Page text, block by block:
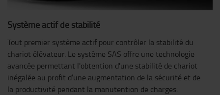
Système actif de stabilité
Tout premier système actif pour contrôler la stabilité du
chariot élévateur. Le système SAS offre une technologie
avancée permettant l'obtention d'une stabilité de chariot
inégalée au profit d’une augmentation de la sécurité et de
la productivité pendant la manutention de charges.